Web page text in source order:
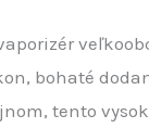
vaporizér
bohaté
tento